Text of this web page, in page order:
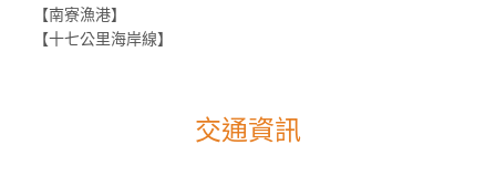
【南寮漁港】
【十七公里海岸線】
交通資訊